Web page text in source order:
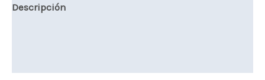
Descripción